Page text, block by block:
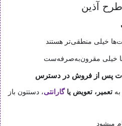
آذین
خیلی منطقی‌تر هستند
خیلی مقرون‌به‌صرفه‌ست
پس از فروش در دسترس
تعمیر، تعویض یاگارانتی، دستتون باز
میشود